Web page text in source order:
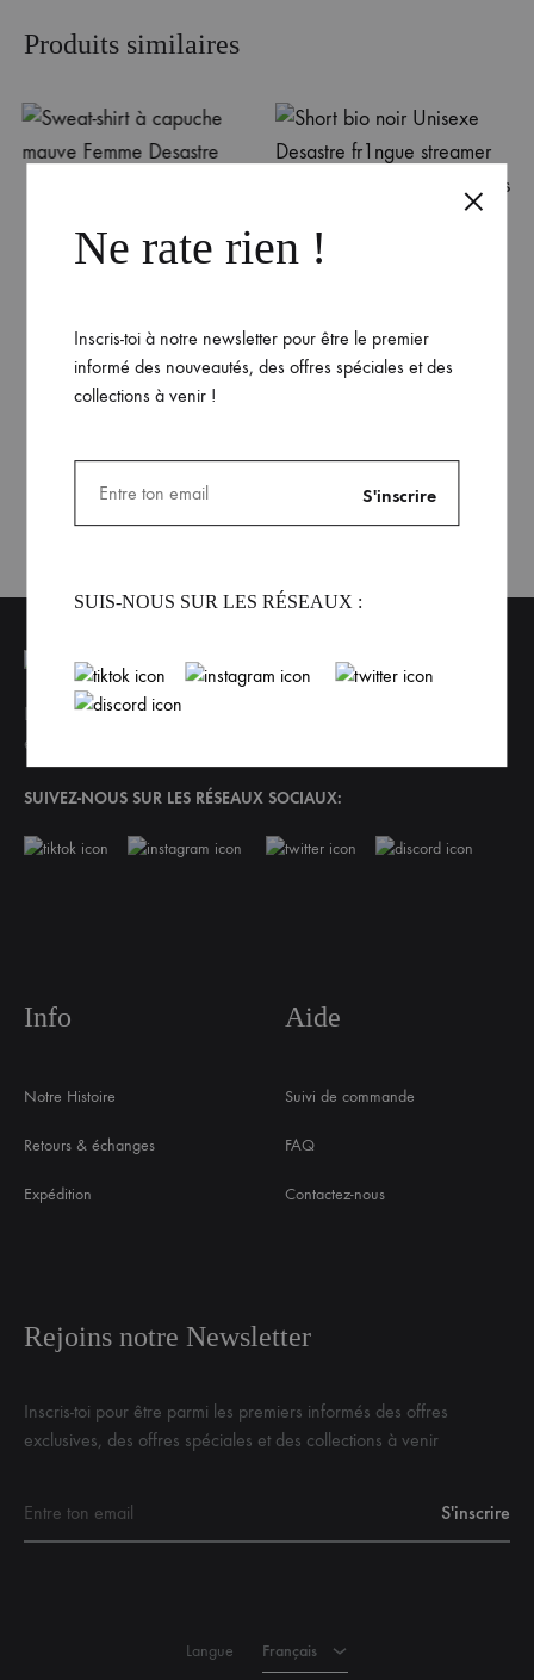
Produits similaires
59.99€
Short bio noir Unisexe
Desastre
La marque de Fr1ngue de ton streamer préféré ! Si tu souhaites
en savoir plus sur notre marque, tu devrais lire
SUIVEZ-NOUS SUR LES RÉSEAUX SOCIAUX:
Info
Notre Histoire
Retours & échanges
Expédition
Aide
Suivi de commande
FAQ
Contactez-nous
Rejoins notre Newsletter
Inscris-toi pour être parmi les premiers informés des offres
exclusives, des offres spéciales et des collections à venir
Langue Français
Ne rate rien !
Inscris-toi à notre newsletter pour être le premier
informé des nouveautés, des offres spéciales et des
collections à venir !
SUIS-NOUS SUR LES RÉSEAUX :